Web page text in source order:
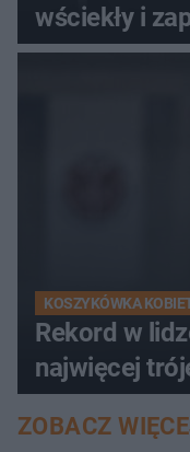
wściekły i
KOSZYKÓWKA
Rekord w
najwięcej
ZOBACZ